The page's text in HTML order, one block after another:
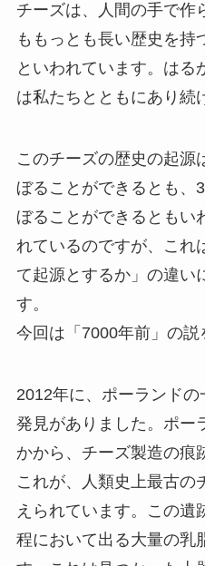
チーズは、人間の手で作
ももっとも長い歴史を持
といわれています。はる
は私たちとともにあり続
このチーズの歴史の起源
ぼることができるとも、
ぼることができるともい
れているのですが、これ
て起源とするか」の違い
す。
今回は「7000年前」の説
2012年に、ポーランド
発見がありました。ポー
かから、チーズ製造の痕
これが、人類史上最古の
えられています。この遺
程において出る大量の乳